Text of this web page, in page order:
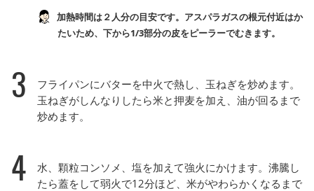
加熱時間は２人分の目安です。アスパラガスの根元付近はか
たいため、下から1/3部分の皮をピーラーでむきます。
3
フライパンにバターを中火で熱し、玉ねぎを炒めます。
玉ねぎがしんなりしたら米と押麦を加え、油が回るまで
炒めます。
4
水、顆粒コンソメ、塩を加えて強火にかけます。沸騰し
たら蓋をして弱火で12分ほど、米がやわらかくなるまで